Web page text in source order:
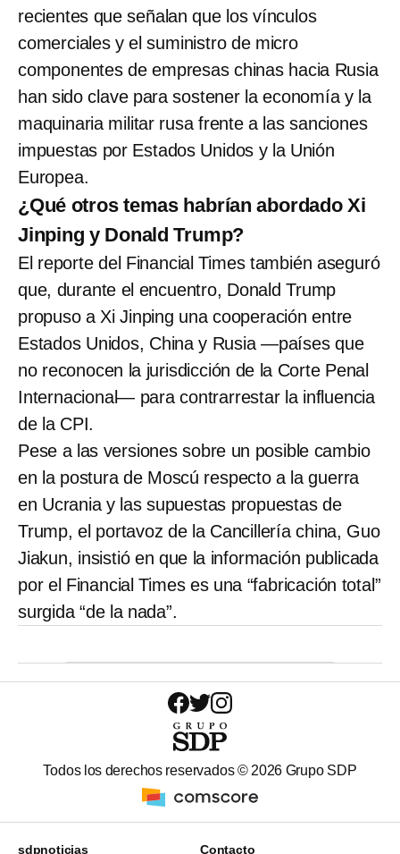
recientes que señalan que los vínculos
comerciales y el suministro de micro
componentes de empresas chinas hacia Rusia
han sido clave para sostener la economía y la
maquinaria militar rusa frente a las sanciones
impuestas por Estados Unidos y la Unión
Europea.
¿Qué otros temas habrían abordado Xi
Jinping y Donald Trump?
El reporte del Financial Times también aseguró
que, durante el encuentro, Donald Trump
propuso a Xi Jinping una cooperación entre
Estados Unidos, China y Rusia —países que
no reconocen la jurisdicción de la Corte Penal
Internacional— para contrarrestar la influencia
de la CPI.
Pese a las versiones sobre un posible cambio
en la postura de Moscú respecto a la guerra
en Ucrania y las supuestas propuestas de
Trump, el portavoz de la Cancillería china, Guo
Jiakun, insistió en que la información publicada
por el Financial Times es una “fabricación total”
surgida “de la nada”.
Todos los derechos reservados © 2026 Grupo SDP
sdpnoticias Contacto